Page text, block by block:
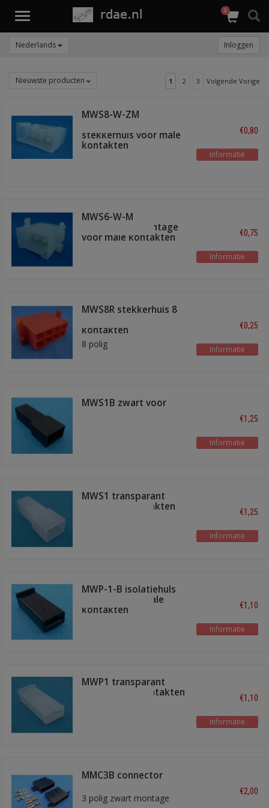
Toggle
0
Nederlands Inloggen
Nieuwste producten 1 2 3 Volgende Vorige
MWS8-W-ZM
stekkerhuis voor male
kontakten
€0,80
Informatie
MWS6-W-M
transparant montage
voor male kontakten
€0,75
Informatie
MWS8R stekkerhuis 8
kontakten
8 polig
€0,25
Informatie
MWS1B zwart voor
€1,25
Informatie
MWS1 transparant
voor male kontakten
€1,25
Informatie
MWP-1-B isolatiehuls
zwart voor female
kontakten
€1,10
Informatie
MWP1 transparant
voor female kontakten
€1,10
Informatie
MMC3B connector
3 polig zwart montage
€2,00